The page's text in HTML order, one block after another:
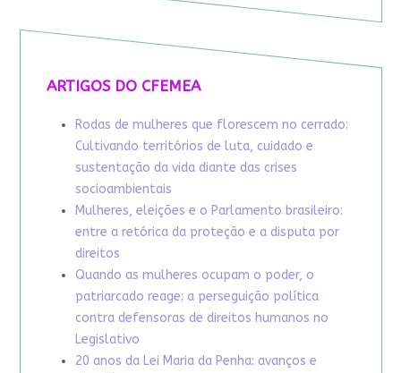
ARTIGOS DO CFEMEA
Rodas de mulheres que florescem no cerrado:
Cultivando territórios de luta, cuidado e
sustentação da vida diante das crises
socioambientais
Mulheres, eleições e o Parlamento brasileiro:
entre a retórica da proteção e a disputa por
direitos
Quando as mulheres ocupam o poder, o
patriarcado reage: a perseguição política
contra defensoras de direitos humanos no
Legislativo
20 anos da Lei Maria da Penha: avanços e